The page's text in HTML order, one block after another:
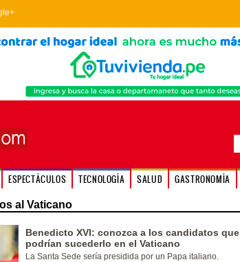
ESPECTÁCULOS TECNOLOGÍA SALUD GASTRONOMÍA
al Vaticano
Benedicto XVI: conozca a los candidatos que
podrían sucederlo en el Vaticano
La Santa Sede sería presidida por un Papa italiano.